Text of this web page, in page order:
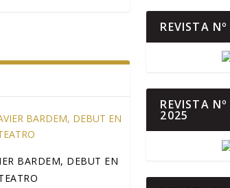
BARDEM, DEBUT EN
REVISTA
REVISTA
2025